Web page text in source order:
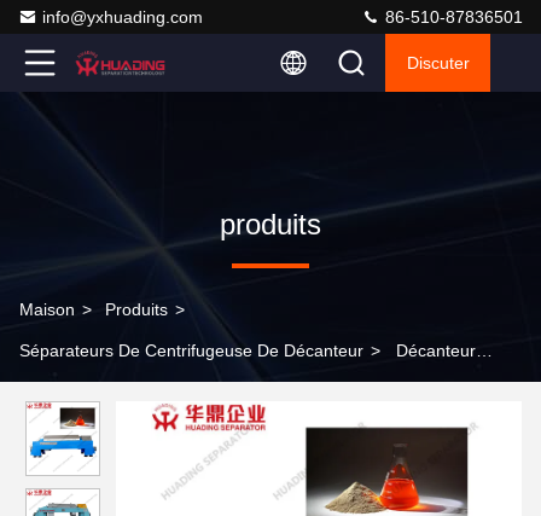
info@yxhuading.com 86-510-87836501
Discuter
produits
Maison > Produits >
Séparateurs De Centrifugeuse De Décanteur > Décanteur